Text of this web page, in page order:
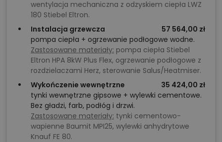
wentylacja mechaniczna z odzyskiem ciepła LWZ
180 Stiebel Eltron.
Instalacja grzewcza
57 564,00 zł
pompa ciepła + ogrzewanie podłogowe wodne.
Zastosowane materiały: pompa ciepła Stiebel
Eltron HPA 8kW Plus Flex, ogrzewanie podłogowe z
rozdzielaczami Herz, sterowanie Salus/Heatmiser.
Wykończenie wewnętrzne
35 424,00 zł
tynki wewnętrzne gipsowe + wylewki cementowe.
Bez gładzi, farb, podłóg i drzwi.
Zastosowane materiały: tynki cementowo-
wapienne Baumit MPI25, wylewki anhydrytowe
Knauf FE 80.